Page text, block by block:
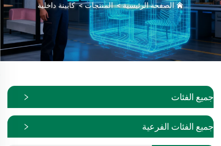
الصفحة الرئيسية>المنتجات>كابينة داخلية
جميع الفئات
جميع الفئات الفرعية